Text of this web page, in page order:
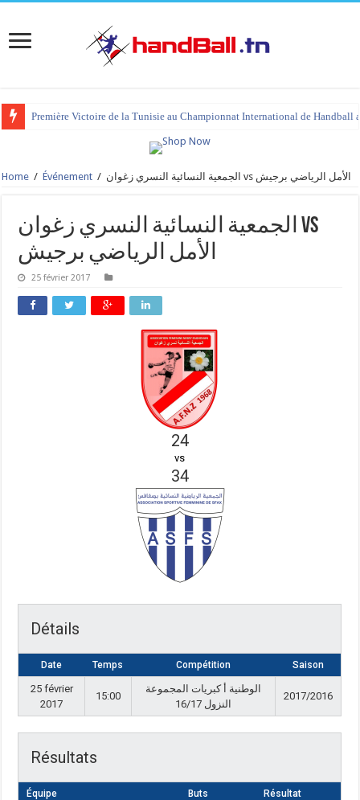
Première Victoire de la Tunisie au Championnat International de Handball
Home / Événement / الجمعية النسائية النسري زغوان vs الأمل الرياضي برجيش
الجمعية النسائية النسري زغوان vs
الأمل الرياضي برجيش
25 février 2017
24
vs
34
Détails
Date Temps Compétition Saison
25 février
2017
15:00
الوطنية أ كبريات المجموعة
النزول 16/17
2017/2016
Résultats
Équipe Buts Résultat